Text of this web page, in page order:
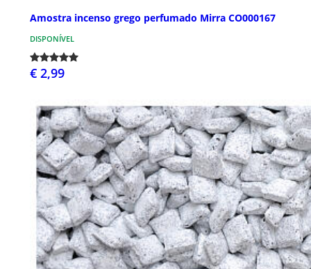
Amostra incenso grego perfumado Mirra CO000167
DISPONÍVEL
€ 2,99